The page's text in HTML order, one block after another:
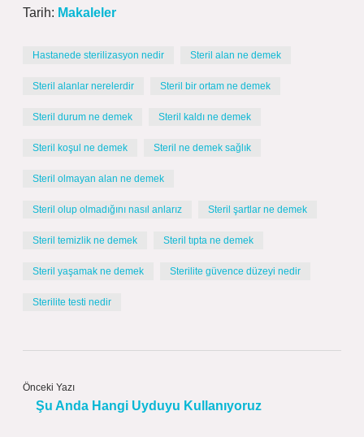
Tarih: Makaleler
Hastanede sterilizasyon nedir Steril alan ne demek
Steril alanlar nerelerdir Steril bir ortam ne demek
Steril durum ne demek Steril kaldı ne demek
Steril koşul ne demek Steril ne demek sağlık
Steril olmayan alan ne demek
Steril olup olmadığını nasıl anlarız Steril şartlar ne demek
Steril temizlik ne demek Steril tıpta ne demek
Steril yaşamak ne demek Sterilite güvence düzeyi nedir
Sterilite testi nedir
Önceki Yazı
Şu Anda Hangi Uyduyu Kullanıyoruz